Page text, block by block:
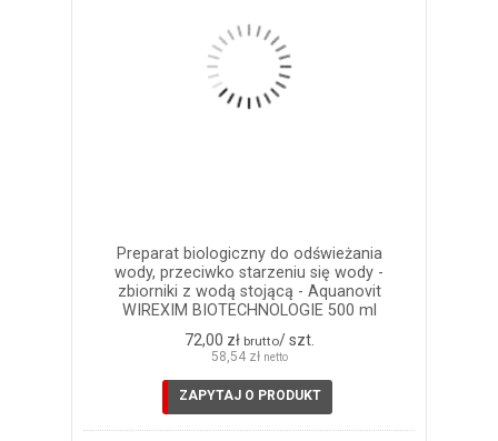
Preparat biologiczny do odświeżania
wody, przeciwko starzeniu się wody -
zbiorniki z wodą stojącą - Aquanovit
WIREXIM BIOTECHNOLOGIE 500 ml
72,00 zł brutto/ szt.
58,54 zł netto
ZAPYTAJ O PRODUKT